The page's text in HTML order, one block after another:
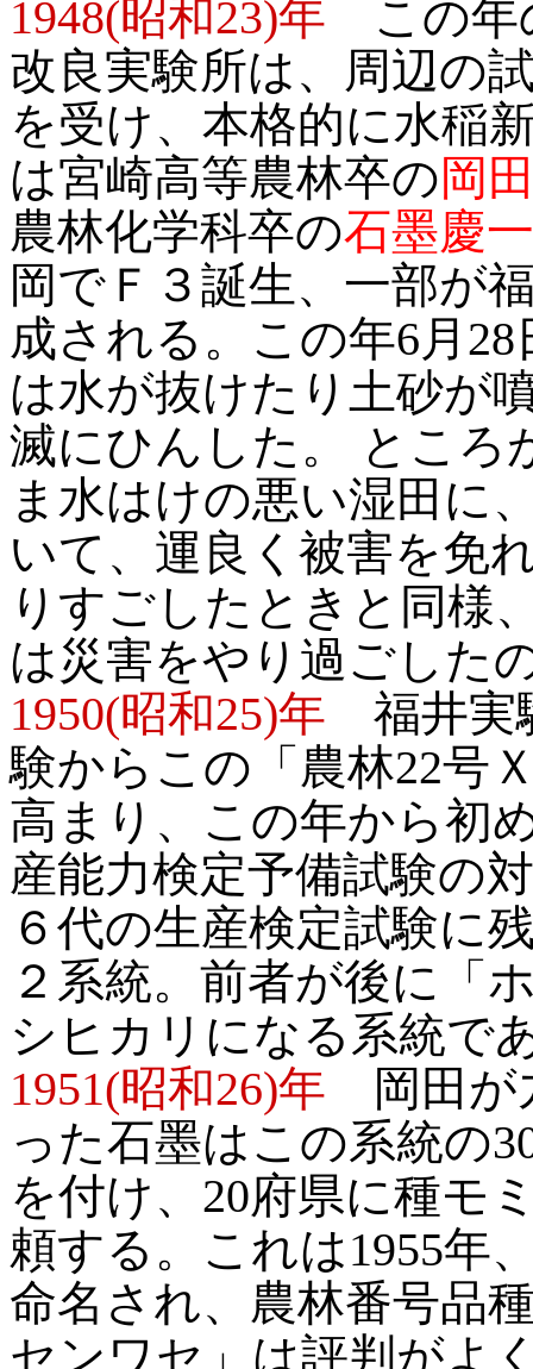
1948(昭和23)年 この年
改良実験所は、周辺の
を受け、本格的に水稲
は宮崎高等農林卒の岡
農林化学科卒の石墨慶
岡でＦ３誕生、一部が
成される。この年6月
は水が抜けたり土砂が
滅にひんした。 ところ
ま水はけの悪い湿田に
いて、運良く被害を免
りすごしたときと同様
は災害をやり過ごし
1950(昭和25)年 福井実
験からこの「農林22号
高まり、この年から初
産能力検定予備試験の
６代の生産検定試験に
２系統。前者が後に「
シヒカリになる系統で
1951(昭和26)年 岡田が
った石墨はこの系統の
を付け、20府県に種モ
頼する。これは1955年
命名され、農林番号品
センワセ」は評判がよ